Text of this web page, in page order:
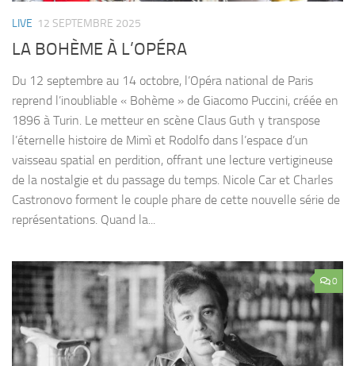
LIVE 12 SEPTEMBRE 2025
LA BOHÈME À L’OPÉRA
Du 12 septembre au 14 octobre, l’Opéra national de Paris
reprend l’inoubliable « Bohème » de Giacomo Puccini, créée en
1896 à Turin. Le metteur en scène Claus Guth y transpose
l’éternelle histoire de Mimì et Rodolfo dans l’espace d’un
vaisseau spatial en perdition, offrant une lecture vertigineuse
de la nostalgie et du passage du temps. Nicole Car et Charles
Castronovo forment le couple phare de cette nouvelle série de
représentations. Quand la...
0